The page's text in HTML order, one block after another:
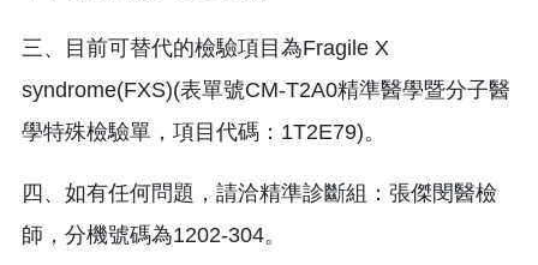
三、目前可替代的檢驗項目為Fragile X
syndrome(FXS)(表單號CM-T2A0精準醫學暨分子醫
學特殊檢驗單，項目代碼：1T2E79)。
四、如有任何問題，請洽精準診斷組：張傑閔醫檢
師，分機號碼為1202-304。